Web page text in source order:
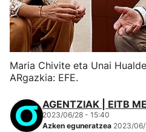
Maria Chivite eta Unai
ARgazkia: EFE.
AGENTZIAK | EITB
2023/06/28 - 15:40
Azken eguneratzea 2023/